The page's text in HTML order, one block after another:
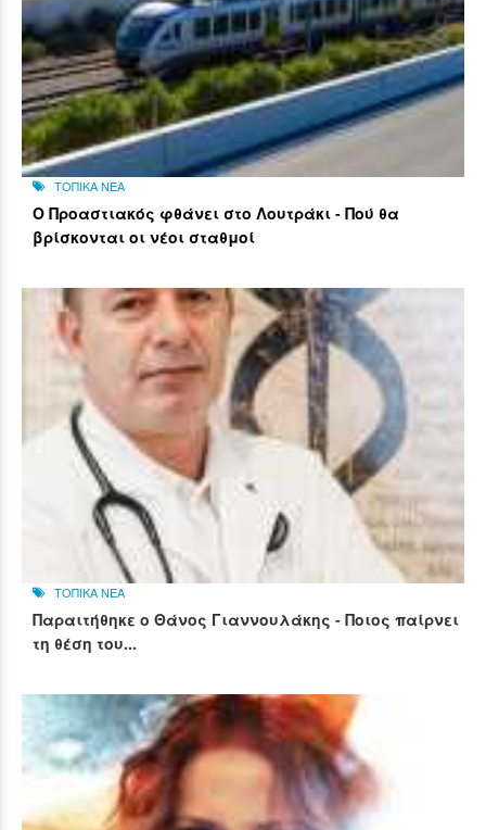
ΤΟΠΙΚΑ ΝΕΑ
Ο Προαστιακός φθάνει στο Λουτράκι - Πού θα
βρίσκονται οι νέοι σταθμοί
ΤΟΠΙΚΑ ΝΕΑ
Παραιτήθηκε ο Θάνος Γιαννουλάκης - Ποιος παίρνει
τη θέση του...